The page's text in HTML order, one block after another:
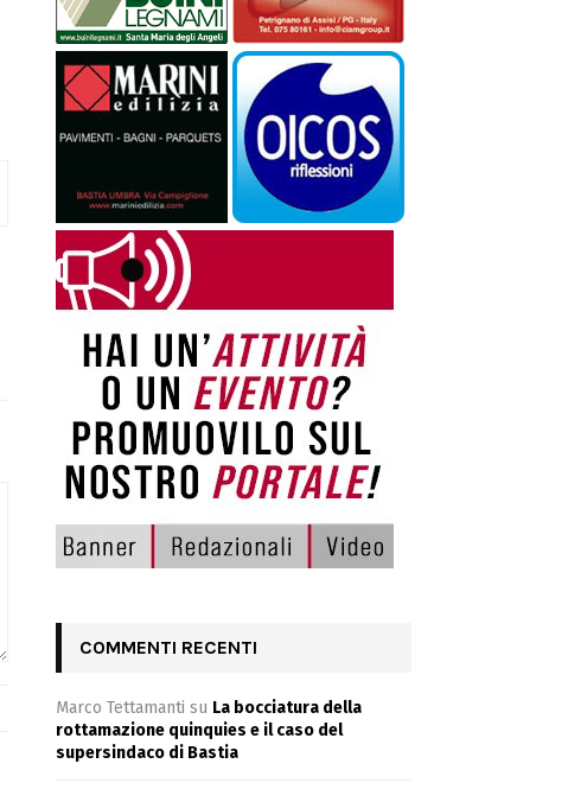
COMMENTI RECENTI
Marco Tettamanti su La bocciatura della
rottamazione quinquies e il caso del
supersindaco di Bastia